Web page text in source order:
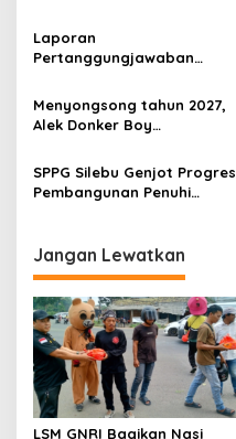
Laporan
Pertanggungjawaban
Panitia Milad KKPMP ke-15
Resmi Ditutup
Menyongsong tahun 2027,
Alek Donker Boy
SerangPost.com, mengajak
seluruh jajaran untuk terus
meningkatkan
jurnalistik
SPPG Silebu Genjot Progres
Pembangunan Penuhi
Jangan Lewatkan
LSM GNRI Bagikan Nasi